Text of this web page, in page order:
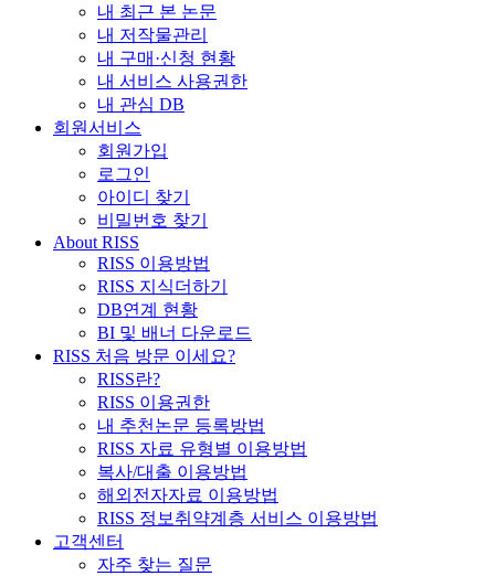
내 최근 본 논문
내 저작물관리
내 구매·신청 현황
내 서비스 사용권한
내 관심 DB
회원서비스
회원가입
로그인
아이디 찾기
비밀번호 찾기
About RISS
RISS 이용방법
RISS 지식더하기
DB연계 현황
BI 및 배너 다운로드
RISS 처음 방문 이세요?
RISS란?
RISS 이용권한
내 추천논문 등록방법
RISS 자료 유형별 이용방법
복사/대출 이용방법
해외전자자료 이용방법
RISS 정보취약계층 서비스 이용방법
고객센터
자주 찾는 질문